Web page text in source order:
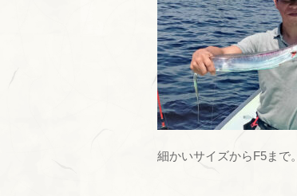
細かいサイズからF5まで。